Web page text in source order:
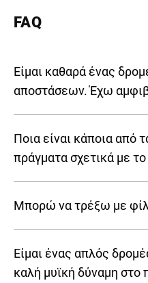
FAQ
Είμαι καθαρά ένας
αποστάσεων. Έχω
Ποια είναι κάποια από
πράγματα σχετικά με
Μπορώ να τρέξω με
Είμαι ένας απλός
καλή μυϊκή δύναμη στο